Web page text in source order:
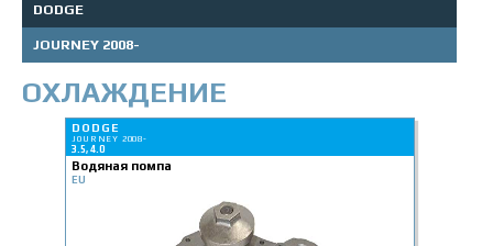
DODGE
JOURNEY 2008-
ОХЛАЖДЕНИЕ
DODGE
JOURNEY 2008-
3.5, 4.0
Водяная помпа
EU